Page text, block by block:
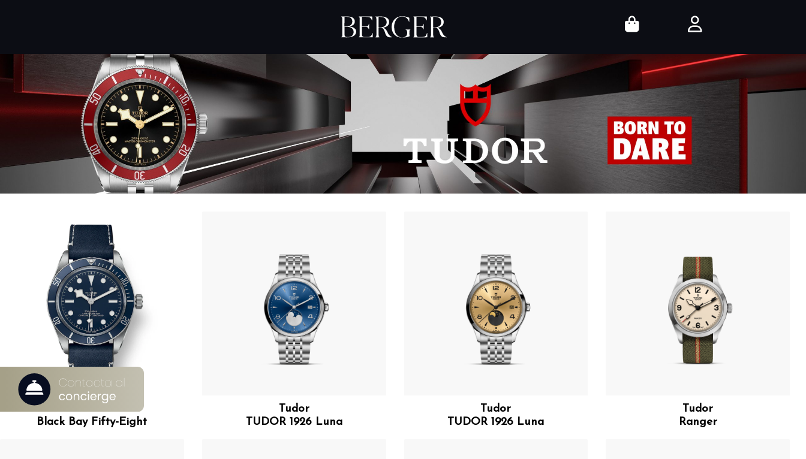
Tudor
Black Bay Fifty-Eight
Tudor
TUDOR 1926 Luna
Tudor
TUDOR 1926 Luna
Tudor
Ranger